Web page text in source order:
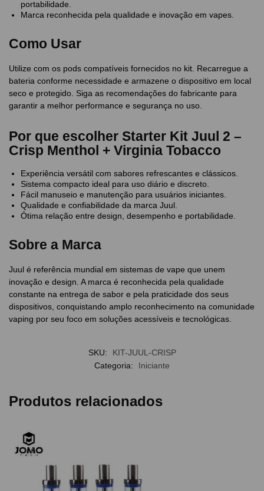
portabilidade.
Marca reconhecida pela qualidade e inovação em vapes.
Como Usar
Utilize com os pods compatíveis fornecidos no kit. Recarregue a
bateria conforme necessidade e armazene o dispositivo em local
seco e protegido. Siga as recomendações do fabricante para
garantir a melhor performance e segurança no uso.
Por que escolher Starter Kit Juul 2 –
Crisp Menthol + Virginia Tobacco
Experiência versátil com sabores refrescantes e clássicos.
Sistema compacto ideal para uso diário e discreto.
Fácil manuseio e manutenção para usuários iniciantes.
Qualidade e confiabilidade da marca Juul.
Ótima relação entre design, desempenho e portabilidade.
Sobre a Marca
Juul é referência mundial em sistemas de vape que unem
inovação e design. A marca é reconhecida pela qualidade
constante na entrega de sabor e pela praticidade dos seus
dispositivos, conquistando amplo reconhecimento na comunidade
vaping por seu foco em soluções acessíveis e tecnológicas.
SKU:
KIT-JUUL-CRISP
Categoria:
Iniciante
Produtos relacionados